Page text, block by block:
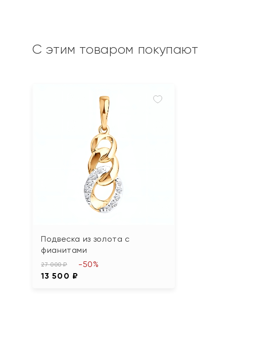
С этим товаром покупают
Подвеска из золота с
фианитами
27 000 ₽
13 500 ₽
-50%